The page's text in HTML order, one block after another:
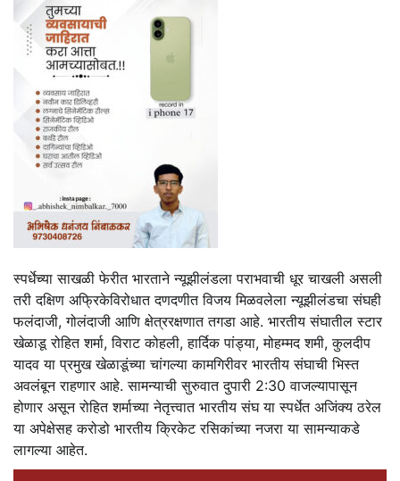
स्पर्धेच्या साखळी फेरीत भारताने न्यूझीलंडला पराभवाची धूर चाखली असली
तरी दक्षिण अफ्रिकेविरोधात दणदणीत विजय मिळवलेला न्यूझीलंडचा संघही
फलंदाजी, गोलंदाजी आणि क्षेत्ररक्षणात तगडा आहे. भारतीय संघातील स्टार
खेळाडू रोहित शर्मा, विराट कोहली, हार्दिक पांड्या, मोहम्मद शमी, कुलदीप
यादव या प्रमुख खेळाडूंच्या चांगल्या कामगिरीवर भारतीय संघाची भिस्त
अवलंबून राहणार आहे. सामन्याची सुरुवात दुपारी 2:30 वाजल्यापासून
होणार असून रोहित शर्माच्या नेतृत्त्वात भारतीय संघ या स्पर्धेत अजिंक्य ठरेल
या अपेक्षेसह करोडो भारतीय क्रिकेट रसिकांच्या नजरा या सामन्याकडे
लागल्या आहेत.